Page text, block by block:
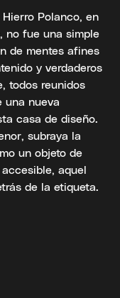
Polanco, en
no fue una simple
de mentes afines
y verdaderos
todos reunidos
una nueva
casa de diseño.
subraya la
un objeto de
aquel
de la etiqueta.